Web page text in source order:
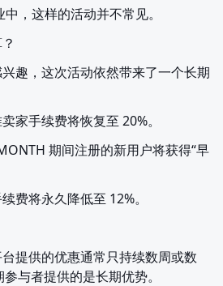
，这样的活动并不常见。
趣，这次活动依然带来了一个长期
家手续费将恢复至 20%。
期间注册的新用户将获得“早
费将永久降低至 12%。
提供的优惠通常只持续数周或数
与者提供的是长期优势。